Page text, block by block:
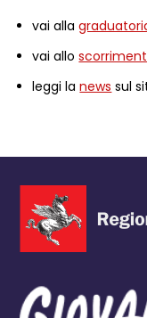
vai alla
vai allo
leggi lanews sul